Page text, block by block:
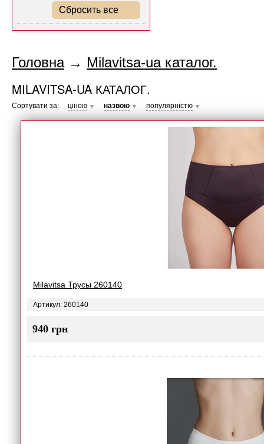
Сбросить все
Головна→ Milavitsa-ua каталог.
MILAVITSA-UA КАТАЛОГ.
Сортувати за: ціною ▼ назвою ▼ популярністю ▼
Milavitsa Трусы 260140
Артикул: 260140
940 грн